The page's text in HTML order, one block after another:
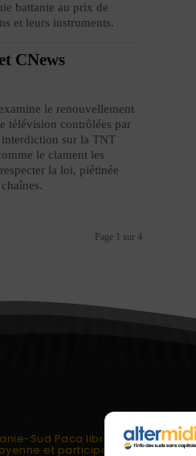
battante au prix de
et leurs instruments.
CNews
le renouvellement
télévision contrôlées par
sur la TNT
le clament les
la loi, piétinée
Page 1 sur 4
Sud Paca libre et
et participative.